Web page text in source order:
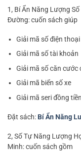
1, Bí Ẩn Năng Lượng
Đường: cuốn sách giúp
Giải mã số điện thoại
Giải mã số tài khoản
Giải mã số căn cước
Giải mã biển số xe
Giải mã seri đồng tiền
Đặt sách: Bí Ẩn Năng
2, Số Tự Năng Lượng
Minh: cuốn sách gồm